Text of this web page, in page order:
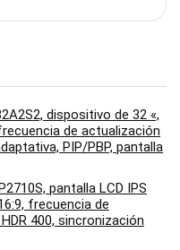
dispositivo de 32 «,
de actualización
PIP/PBP, pantalla
pantalla LCD IPS
frecuencia de
400, sincronización